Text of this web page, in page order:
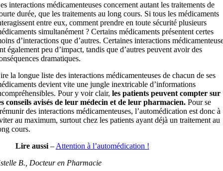
interactions médicamenteuses concernent autant les traitements de
durée, que les traitements au long cours. Si tous les médicaments
entre eux, comment prendre en toute sécurité plusieurs
simultanément ? Certains médicaments présentent certes
d’interactions que d’autres. Certaines interactions
également peu d’impact, tandis que d’autres peuvent avoir des
dramatiques.
la longue liste des interactions médicamenteuses de chacun de ses
devient vite une jungle inextricable d’informations
Pour y voir clair, les patients peuvent compter sur
conseils avisés de leur médecin et de leur pharmacien. Pour se
des interactions médicamenteuses, l’automédication est donc à
au maximum, surtout chez les patients ayant déjà un traitement au
cours.
Lire aussi–Attention à l’automédication !
B., Docteur en Pharmacie